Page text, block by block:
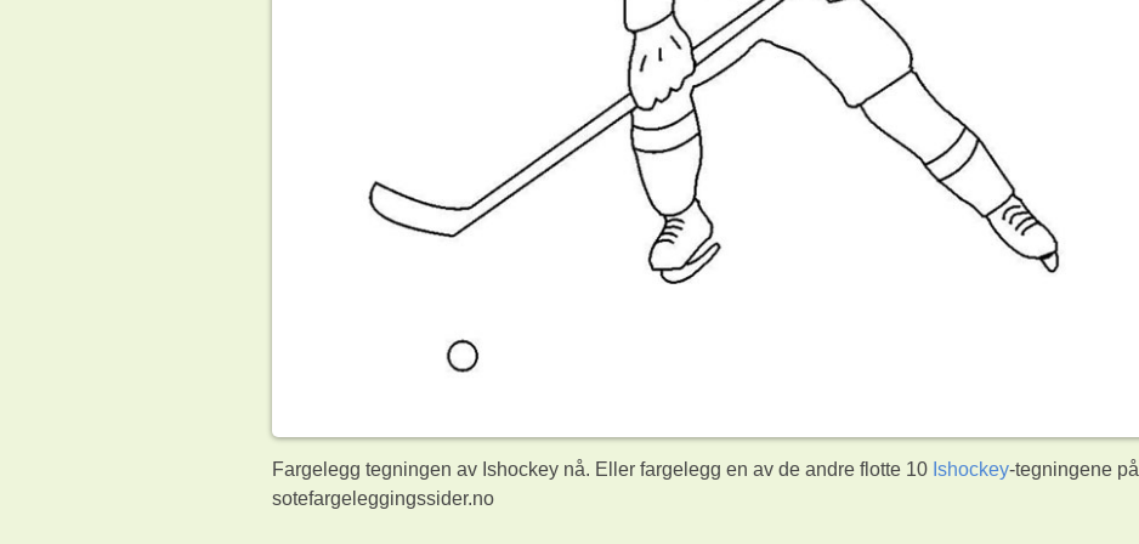
Fargelegg tegningen av Ishockey nå. Eller fargelegg en av de andre flotte 10 Ishockey-tegningene på
sotefargeleggingssider.no